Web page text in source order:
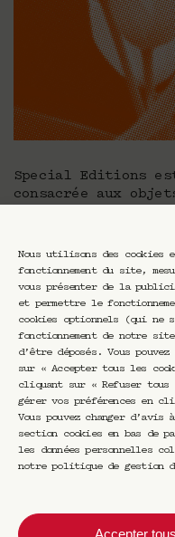
Nous utilisons des cookies
fonctionnement du site,
vous présenter de la
et permettre le
cookies optionnels (qui ne
fonctionnement de notre
d’être déposés. Vous
sur « Accepter tous les
cliquant sur « Refuser tous
gérer vos préférences en
Vous pouvez changer
section cookies en bas de
les données personnelles
notre politique de gestion
Accepter
Special Editions
consacrée aux
des objets qui
particulière dans
créatifs,
et auteurs.
Y a-t-il une
est le récit
sentiment
formes ? Que dit
dit l’objet de la
que disent, en
objet et l’auteur
ils encore de
Special Editions